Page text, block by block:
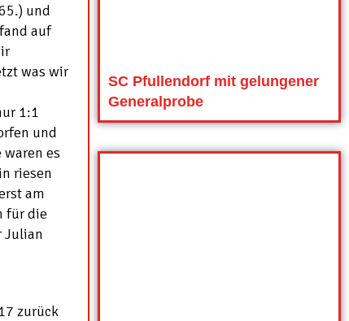
und
auf
was wir
1:1
und
es
riesen
am
für die
Julian
zurück
SC Pfullendorf mit gelungener
Generalprobe